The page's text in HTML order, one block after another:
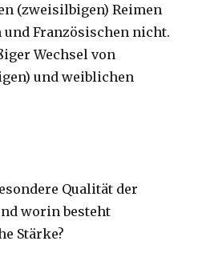
(zweisilbigen) Reimen
und Französischen nicht.
Wechsel von
und weiblichen
Qualität der
worin besteht
Stärke?